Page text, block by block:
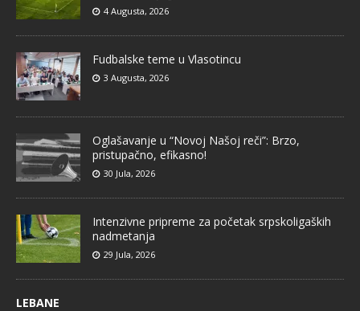
4 Augusta, 2026
Fudbalske teme u Vlasotincu
3 Augusta, 2026
Oglašavanje u “Novoj Našoj reči”: Brzo,
pristupačno, efikasno!
30 Jula, 2026
Intenzivne pripreme za početak srpskoligaških
nadmetanja
29 Jula, 2026
LEBANE